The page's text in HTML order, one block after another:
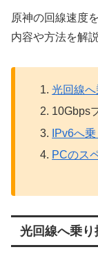
原神の回線速度
内容や方法を解
光回線
10Gbps
IPv6へ
PCのス
光回線へ乗り